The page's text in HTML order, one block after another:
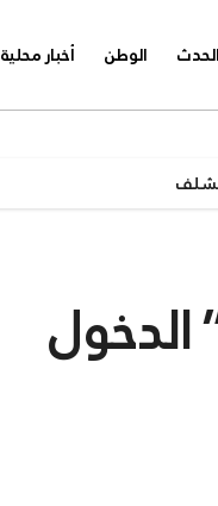
الحدث الوطن أخبار محلية
الدخول